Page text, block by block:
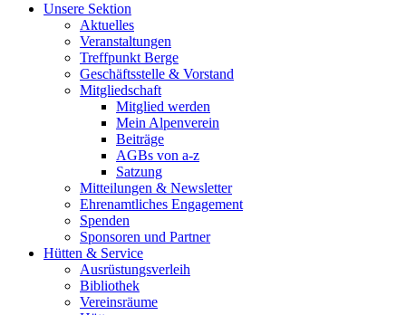
Unsere Sektion
Aktuelles
Veranstaltungen
Treffpunkt Berge
Geschäftsstelle & Vorstand
Mitgliedschaft
Mitglied werden
Mein Alpenverein
Beiträge
AGBs von a-z
Satzung
Mitteilungen & Newsletter
Ehrenamtliches Engagement
Spenden
Sponsoren und Partner
Hütten & Service
Ausrüstungsverleih
Bibliothek
Vereinsräume